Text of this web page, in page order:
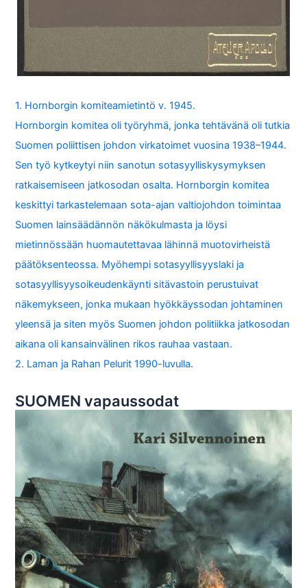
1. Hornborgin komiteamietintö v. 1945.
Hornborgin komitea oli työryhmä, jonka tehtävänä oli tutkia
Suomen poliittisen johdon virkatoimet vuosina 1938–1944.
Sen työ kytkeytyi niin sanotun sotasyylliskysymyksen
ratkaisemiseen jatkosodan osalta. Hornborgin komitea
keskittyi tarkastelemaan sota-ajan valtiojohdon toimintaa
Suomen lainsäädännön näkökulmasta ja löysi
mietinnössään huomautettavaa lähinnä muotovirheistä
päätöksenteossa. Myöhempi sotasyyllisyyslaki ja
sotasyyllisyysoikeudenkäynti sitävastoin perustuivat
näkemykseen, jonka mukaan hyökkäyssodan johtaminen
yleensä ja siten myös Suomen johdon politiikka jatkosodan
aikana oli kansainvälinen rikos rauhaa vastaan.
2. Laman ja Rahan Pelurit 1990-luvulla.
SUOMEN vapaussodat